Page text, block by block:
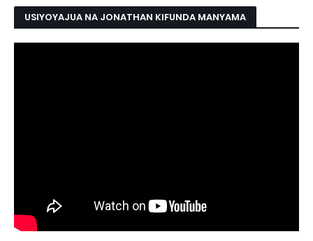
USIYOYAJUA NA JONATHAN KIFUNDA MANYAMA